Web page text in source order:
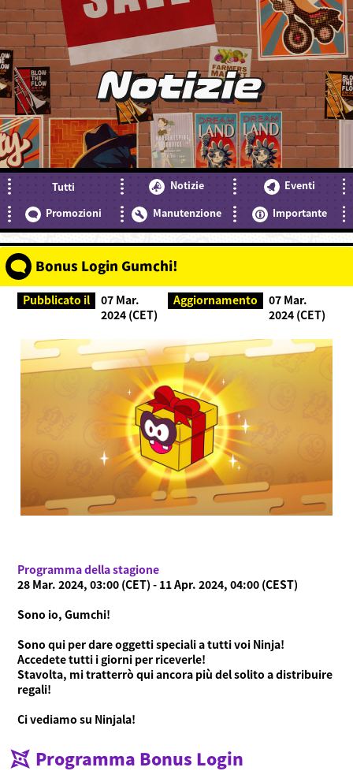
Cos'è Ninjala?
Cos'è Ninjala?
Modalità di gioco
Gomma Ninja
Video
Notizie
Tutti Notizie
Eventi
Promozioni
Manutenzione Importante
Bonus Login Gumchi!
Pubblicato il
07 Mar.
2024 (CET)
Aggiornamento
07 Mar.
2024 (CET)
Programma della stagione
28 Mar. 2024, 03:00 (CET) - 11 Apr. 2024, 04:00 (CEST)
Sono io, Gumchi!
Sono qui per dare oggetti speciali a tutti voi Ninja!
Accedete tutti i giorni per riceverle!
Stavolta, mi tratterrò qui ancora più del solito a distribuire
regali!
Ci vediamo su Ninjala!
Programma Bonus Login